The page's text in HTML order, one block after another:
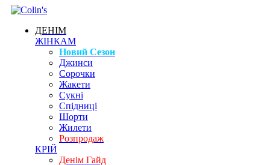
ДЕНІМ
ЖІНКАМ
Новий Сезон
Джинси
Сорочки
Жакети
Сукні
Спідниці
Шорти
Жилети
Розпродаж
КРІЙ
Денім Гайд